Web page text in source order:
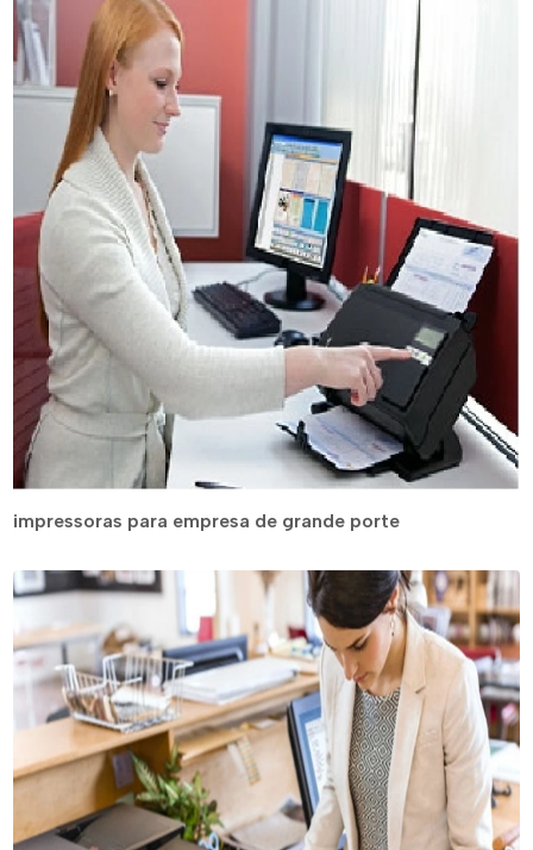
impressoras para empresa de grande porte